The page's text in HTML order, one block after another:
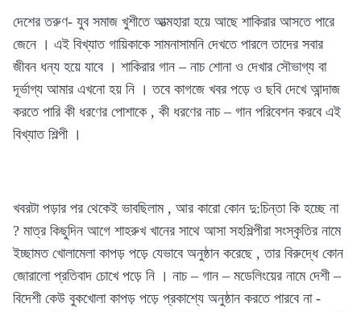
দেশের তরুণ- যুব সমাজ খুশীতে আত্মহারা হয়ে আছে শাকিরার আসতে পারে
জেনে । এই বিখ্যাত গায়িকাকে সামনাসামনি দেখতে পারলে তাদের সবার
জীবন ধন্য হয়ে যাবে । শাকিরার গান – নাচ শোনা ও দেখার সৌভাগ্য বা
দূর্ভাগ্য আমার এখনো হয় নি । তবে কাগজে খবর পড়ে ও ছবি দেখে আন্দাজ
করতে পারি কী ধরণের পোশাকে , কী ধরণের নাচ – গান পরিবেশন করবে এই
বিখ্যাত শিল্পী ।
খবরটা পড়ার পর থেকেই ভাবছিলাম , আর কারো কোন দু:চিন্তা কি হচ্ছে না
? মাত্র কিছুদিন আগে শাহরুখ খানের সাথে আসা সহশিল্পীরা সংস্কৃতির নামে
ইচ্ছামত খোলামেলা কাপড় পড়ে যেভাবে অনুষ্ঠান করেছে , তার বিরুদ্ধে কোন
জোরালো প্রতিবাদ চোখে পড়ে নি । নাচ – গান – মডেলিংয়ের নামে দেশী –
বিদেশী কেউ বুকখোলা কাপড় পড়ে প্রকাশ্যে অনুষ্ঠান করতে পারবে না -